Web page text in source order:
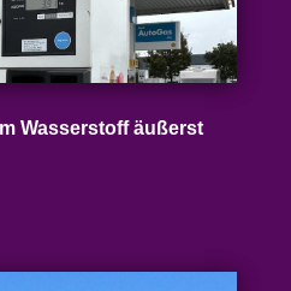
Wasser­stoff äußerst